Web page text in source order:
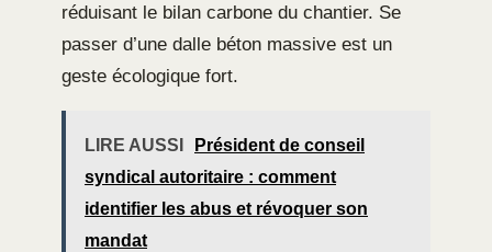
réduisant le bilan carbone du chantier. Se
passer d’une dalle béton massive est un
geste écologique fort.
LIRE AUSSI
Président de conseil
syndical autoritaire : comment
identifier les abus et révoquer son
mandat